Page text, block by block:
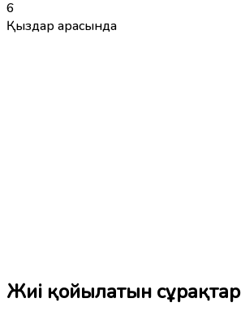
6
Қыздар арасында
Жиі қойылатын сұрақтар